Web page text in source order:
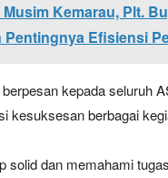
Kemarau, Plt.
Efisiensi
kepada seluruh
kesuksesan berbagai
solid dan memahami